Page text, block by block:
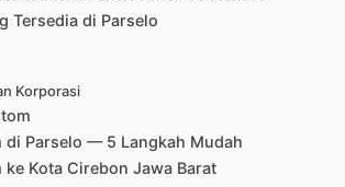
Tersedia di Parselo
Korporasi
di Parselo — 5 Langkah Mudah
Kota Cirebon Jawa Barat